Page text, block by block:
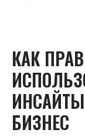
КАК
БИЗНЕС